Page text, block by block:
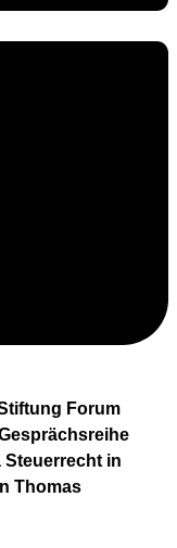
Forum
Steuerrecht in
Thomas